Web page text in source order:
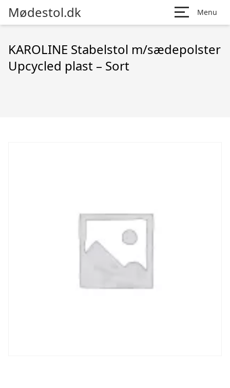
Mødestol.dk Menu
KAROLINE Stabelstol m/sædepolster
Upcycled plast – Sort